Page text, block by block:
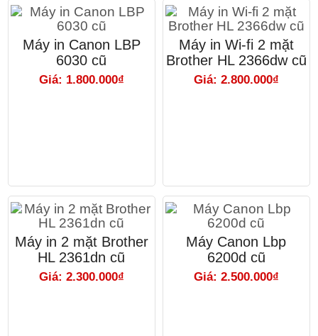
Máy in Canon LBP
6030 cũ
Giá: 1.800.000₫
Máy in Wi-fi 2 mặt
Brother HL 2366dw cũ
Giá: 2.800.000₫
Máy in 2 mặt Brother
HL 2361dn cũ
Giá: 2.300.000₫
Máy Canon Lbp
6200d cũ
Giá: 2.500.000₫